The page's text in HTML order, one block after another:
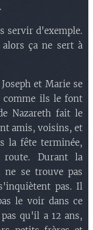
servir d'exemple.
ça ne sert à
et Marie se
comme ils le font
Nazareth fait le
amis, voisins, et
la fête terminée,
Durant la
ne se trouve pas
pas. Il
le voir dans ce
qu'il a 12 ans,